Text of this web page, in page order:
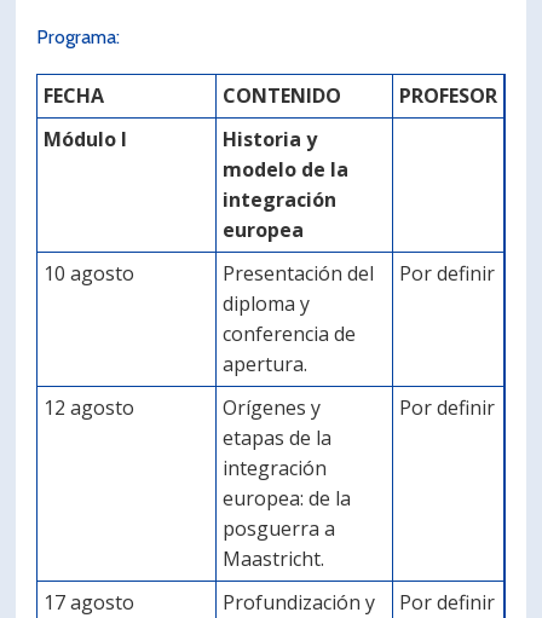
Programa:
FECHA CONTENIDO
PROFESOR
Módulo I
Historia y
modelo de la
integración
europea
10 agosto
Presentación del
diploma y
conferencia de
apertura.
Por definir
12 agosto
Orígenes y
etapas de la
integración
europea: de la
posguerra a
Maastricht.
Por definir
17 agosto
Profundización y
Por definir